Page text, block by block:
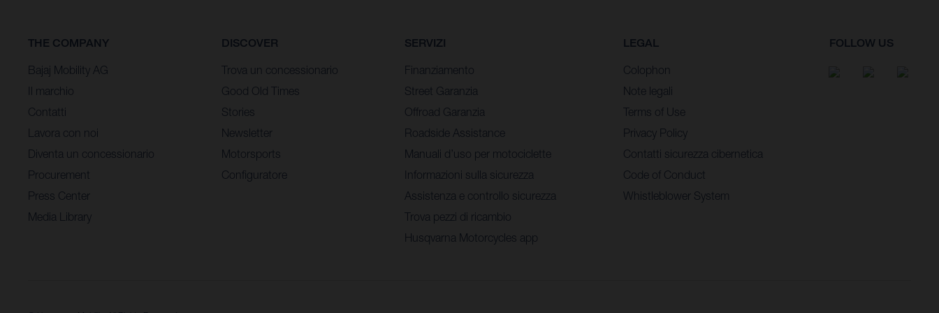
THE COMPANY
Bajaj Mobility AG
Il marchio
Contatti
Lavora con noi
Diventa un concessionario
Procurement
Press Center
Media Library
DISCOVER
Trova un concessionario
Good Old Times
Stories
Newsletter
Motorsports
Configuratore
SERVIZI
Finanziamento
Street Garanzia
Offroad Garanzia
Roadside Assistance
Manuali d’uso per motociclette
Informazioni sulla sicurezza
Assistenza e controllo sicurezza
Trova pezzi di ricambio
Husqvarna Motorcycles app
LEGAL
Colophon
Note legali
Terms of Use
Privacy Policy
Contatti sicurezza cibernetica
Code of Conduct
Whistleblower System
FOLLOW US